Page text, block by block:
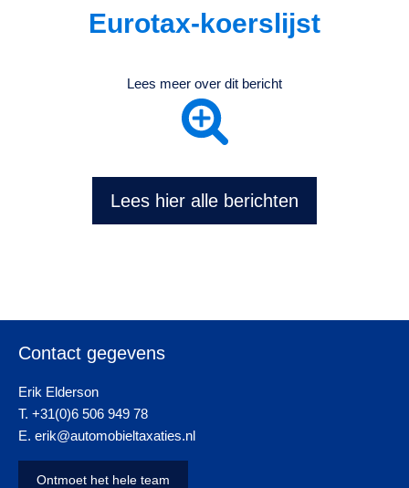
Eurotax-koerslijst
Lees meer over dit bericht
Lees hier alle berichten
Contact gegevens
Erik Elderson
T. +31(0)6 506 949 78
E. erik@automobieltaxaties.nl
Ontmoet het hele team